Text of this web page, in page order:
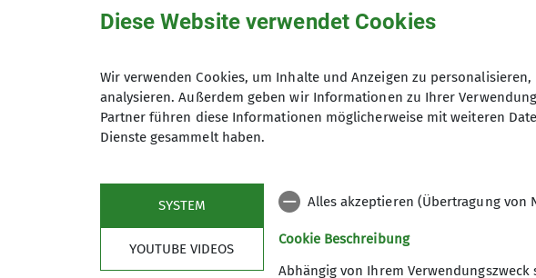
Hiermit bestätige ich die Kenntnisnahme der
Hiermit erkläre ich mich einverstanden, dass meine
*
Mit (*) markierte Felder sind Pflichtfelder
Diese Website verwendet Cookies
Wir verwenden Cookies, um Inhalte und Anzeigen zu
analysieren. Außerdem geben wir Informationen zu Ihrer
Partner führen diese Informationen möglicherweise mit weiteren
Dienste gesammelt haben.
SYSTEM
YOUTUBE VIDEOS
Alles akzeptieren (Übertragung von
Cookie Beschreibung
Abhängig von Ihrem